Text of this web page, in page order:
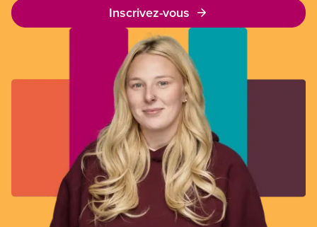
Inscrivez-vous